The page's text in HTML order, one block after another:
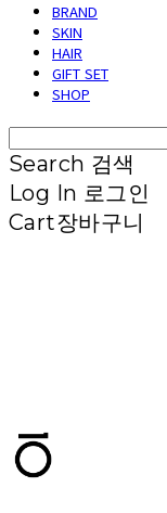
BRAND
SKIN
HAIR
GIFT SET
SHOP
Search 검색
Log In 로그인
Cart장바구니